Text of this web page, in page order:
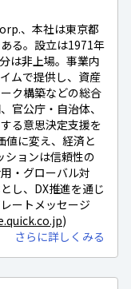
、本社は東京都
る。設立は1971年
は非上場。事業内
ムで提供し、資産
ク構築などの総合
官公庁・自治体、
る意思決定支援を
値に変え、経済と
ションは信頼性の
・グローバル対
し、DX推進を通じ
ートメッセージ
)
さらに詳しくみる